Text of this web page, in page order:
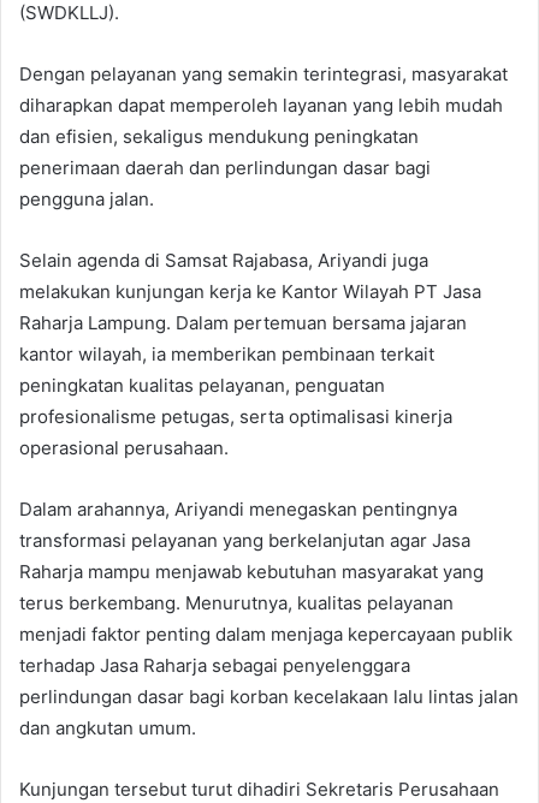
(SWDKLLJ).
Dengan pelayanan yang semakin terintegrasi, masyarakat
diharapkan dapat memperoleh layanan yang lebih mudah
dan efisien, sekaligus mendukung peningkatan
penerimaan daerah dan perlindungan dasar bagi
pengguna jalan.
Selain agenda di Samsat Rajabasa, Ariyandi juga
melakukan kunjungan kerja ke Kantor Wilayah PT Jasa
Raharja Lampung. Dalam pertemuan bersama jajaran
kantor wilayah, ia memberikan pembinaan terkait
peningkatan kualitas pelayanan, penguatan
profesionalisme petugas, serta optimalisasi kinerja
operasional perusahaan.
Dalam arahannya, Ariyandi menegaskan pentingnya
transformasi pelayanan yang berkelanjutan agar Jasa
Raharja mampu menjawab kebutuhan masyarakat yang
terus berkembang. Menurutnya, kualitas pelayanan
menjadi faktor penting dalam menjaga kepercayaan publik
terhadap Jasa Raharja sebagai penyelenggara
perlindungan dasar bagi korban kecelakaan lalu lintas jalan
dan angkutan umum.
Kunjungan tersebut turut dihadiri Sekretaris Perusahaan